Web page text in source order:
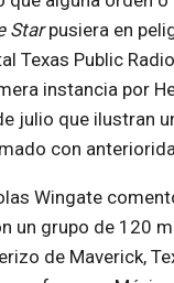
Starpusiera en
Texas Public
instancia por
julio que ilustran
con
Wingate
un grupo de 120
de Maverick,